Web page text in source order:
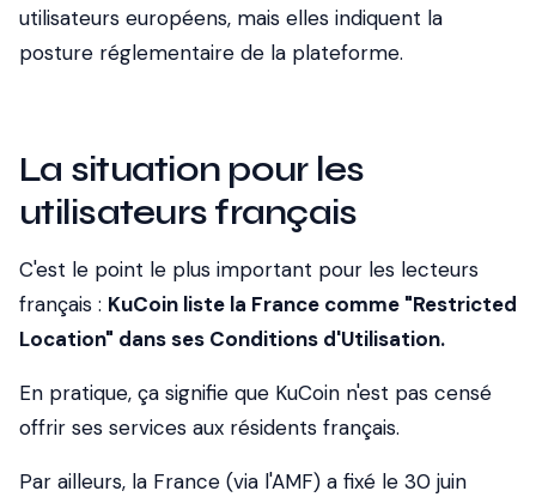
utilisateurs européens, mais elles indiquent la
posture réglementaire de la plateforme.
La situation pour les
utilisateurs français
C'est le point le plus important pour les lecteurs
français : KuCoin liste la France comme "Restricted
Location" dans ses Conditions d'Utilisation.
En pratique, ça signifie que KuCoin n'est pas censé
offrir ses services aux résidents français.
Par ailleurs, la France (via l'AMF) a fixé le 30 juin